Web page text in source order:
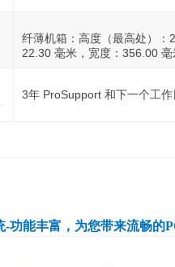
纤薄机箱：高度（最高处）：
22.30 毫米，宽度：356.00
3年 ProSupport 和下一个工作
功能丰富，为您带来流畅的